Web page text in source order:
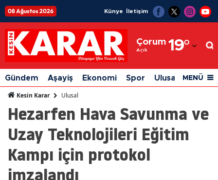
08 Ağustos 2026 Künye İletişim
Çorum
Açık 19°
Adıyaman
Afyonkarahisar
Ağrı
Amasya
Ankara
Antalya
Gündem Aşayiş Ekonomi Spor Ulusal Siyaset
MENÜ
Kesin Karar Ulusal
Hezarfen Hava Savunma ve
Uzay Teknolojileri Eğitim
Kampı için protokol
imzalandı